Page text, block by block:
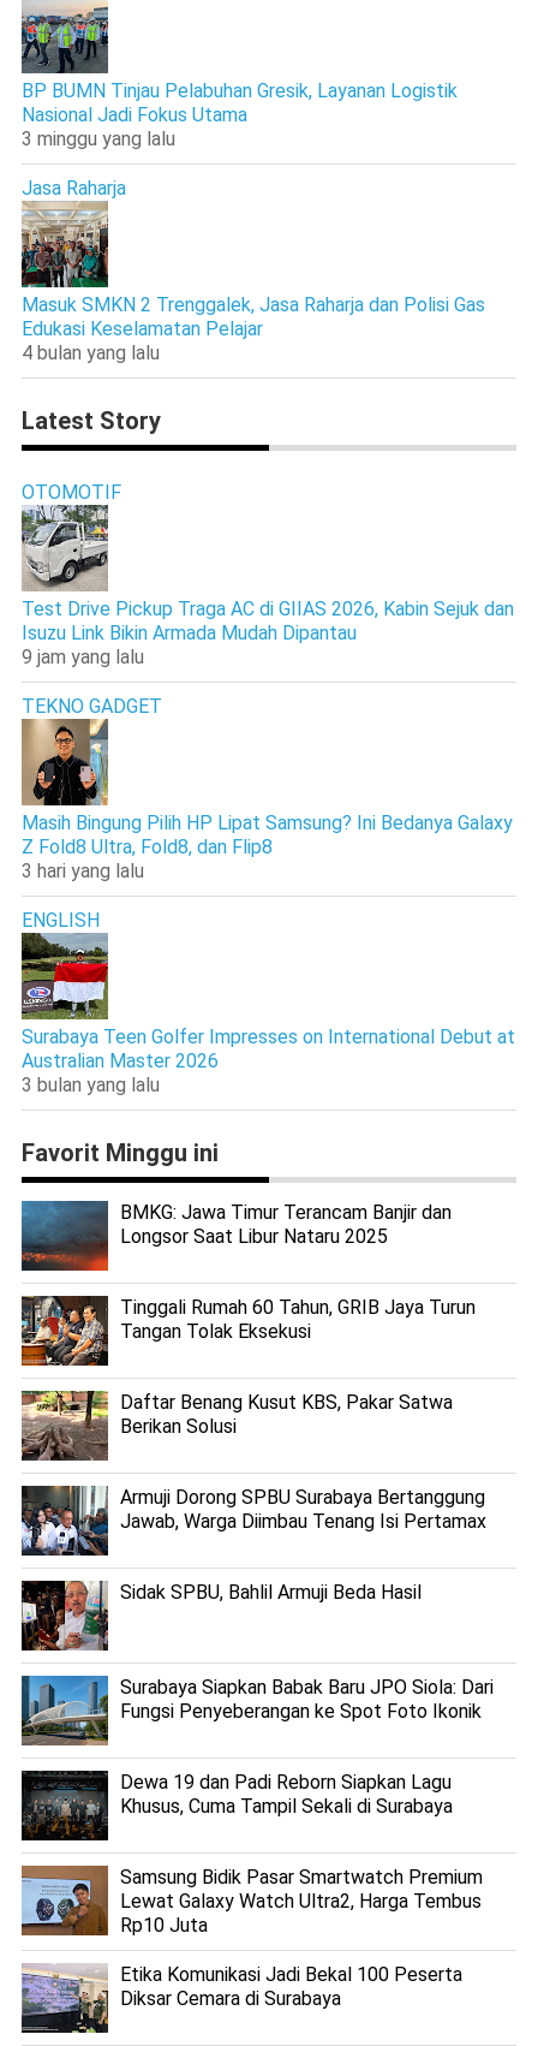
BP BUMN Tinjau Pelabuhan Gresik, Layanan Logistik
Nasional Jadi Fokus Utama
3 minggu yang lalu
Jasa Raharja
Masuk SMKN 2 Trenggalek, Jasa Raharja dan Polisi Gas
Edukasi Keselamatan Pelajar
4 bulan yang lalu
Latest Story
OTOMOTIF
Test Drive Pickup Traga AC di GIIAS 2026, Kabin Sejuk dan
Isuzu Link Bikin Armada Mudah Dipantau
9 jam yang lalu
TEKNO GADGET
Masih Bingung Pilih HP Lipat Samsung? Ini Bedanya Galaxy
Z Fold8 Ultra, Fold8, dan Flip8
3 hari yang lalu
ENGLISH
Surabaya Teen Golfer Impresses on International Debut at
Australian Master 2026
3 bulan yang lalu
Favorit Minggu ini
BMKG: Jawa Timur Terancam Banjir dan
Longsor Saat Libur Nataru 2025
Tinggali Rumah 60 Tahun, GRIB Jaya Turun
Tangan Tolak Eksekusi
Daftar Benang Kusut KBS, Pakar Satwa
Berikan Solusi
Armuji Dorong SPBU Surabaya Bertanggung
Jawab, Warga Diimbau Tenang Isi Pertamax
Sidak SPBU, Bahlil Armuji Beda Hasil
Surabaya Siapkan Babak Baru JPO Siola: Dari
Fungsi Penyeberangan ke Spot Foto Ikonik
Dewa 19 dan Padi Reborn Siapkan Lagu
Khusus, Cuma Tampil Sekali di Surabaya
Samsung Bidik Pasar Smartwatch Premium
Lewat Galaxy Watch Ultra2, Harga Tembus
Rp10 Juta
Etika Komunikasi Jadi Bekal 100 Peserta
Diksar Cemara di Surabaya